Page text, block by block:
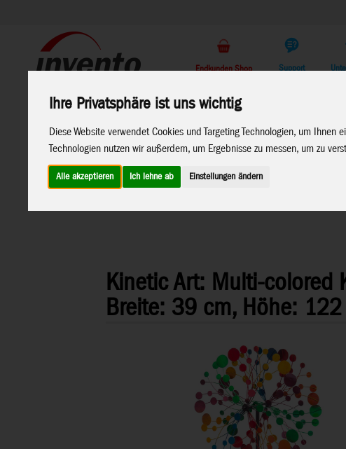
Ihre Privatsphäre ist uns wichtig
Diese Website verwendet Cookies und Targeting Technologien, um
Technologien nutzen wir außerdem, um Ergebnisse zu messen, um zu
Alle akzeptieren Ich lehne ab Einstellungen ändern
Endkunden Shop Support
Home Marken
Home>Windspiele>Metall-Windspiele
Kinetic Art: Multi-colored
Breite: 39 cm, Höhe: